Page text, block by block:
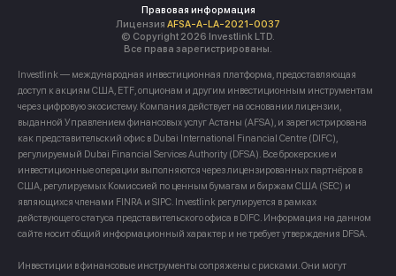
Правовая информация
Лицензия AFSA-A-LA-2021-0037
© Copyright 2026 Investlink LTD.
Все права зарегистрированы.
Investlink — международная инвестиционная платформа, предоставляющая
доступ к акциям США, ETF, опционам и другим инвестиционным инструментам
через цифровую экосистему. Компания действует на основании лицензии,
выданной Управлением финансовых услуг Астаны (AFSA), и зарегистрирована
как представительский офис в Dubai International Financial Centre (DIFC),
регулируемый Dubai Financial Services Authority (DFSA). Все брокерские и
инвестиционные операции выполняются через лицензированных партнёров в
США, регулируемых Комиссией по ценным бумагам и биржам США (SEC) и
являющихся членами FINRA и SIPC. Investlink регулируется в рамках
действующего статуса представительского офиса в DIFC. Информация на данном
сайте носит общий информационный характер и не требует утверждения DFSA.
Инвестиции в финансовые инструменты сопряжены с рисками. Они могут